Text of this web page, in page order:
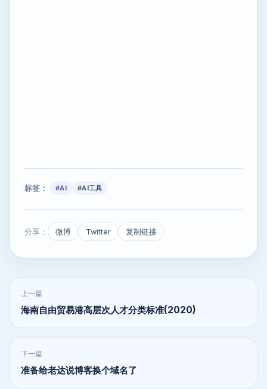
标签： #AI #AI工具
分享： 微博 Twitter 复制链接
上一篇
海南自由贸易港高层次人才分类标准(2020)
下一篇
准备给老达说博客换个域名了